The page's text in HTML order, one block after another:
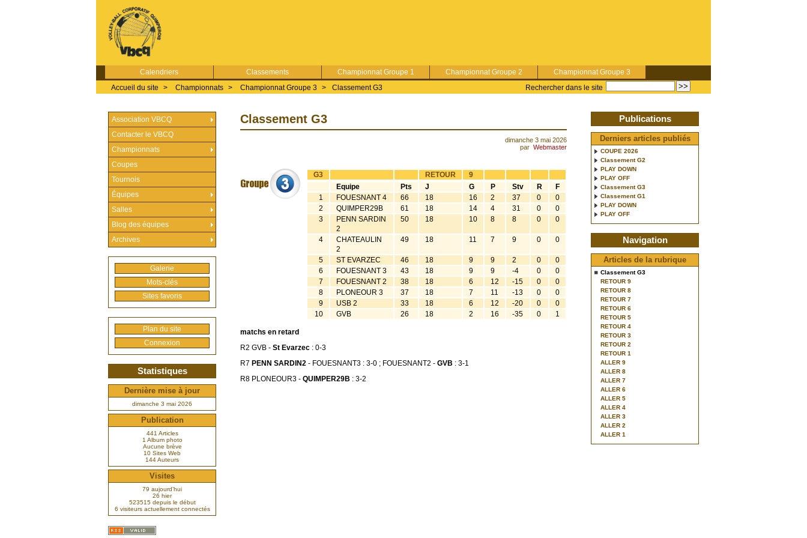
Calendriers Classements Championnat Groupe 1 Championnat Groupe 2
Championnat Groupe 3
Rechercher dans le site
Accueil du site > Championnats > Championnat Groupe 3 > Classement G3
Classement G3
dimanche 3 mai 2026
par Webmaster
G3 RETOUR
9
Equipe
Pts J G P Stv R
F
1
FOUESNANT 4 66 18 16 2 37 0
0
2
QUIMPER29B 61 18 14 4 31 0
0
3
PENN SARDIN
2
50 18 10 8 8 0 0
4
CHATEAULIN
2
49 18 11 7 9 0 0
5 ST EVARZEC 46 18 9 9 2 0
0
6
FOUESNANT 3 43 18 9 9 -4 0
0
7
FOUESNANT 2 38 18 6 12 -15 0
0
8
PLONEOUR 3 37 18 7 11 -13 0
0
9
USB 2 33 18 6 12 -20 0
0
10
GVB 26 18 2 16 -35 0 1
matchs en retard
R2 GVB - St Evarzec : 0-3
R7 PENN SARDIN2 - FOUESNANT3 : 3-0 ; FOUESNANT2 - GVB : 3-1
R8 PLONEOUR3 - QUIMPER29B : 3-2
Association VBCQ
Contacter le VBCQ
Championnats
Coupes
Tournois
Équipes
Salles
Blog des équipes
Archives
Galerie
Mots-clés
Sites favoris
Plan du site
Connexion
Statistiques
Dernière mise à jour
dimanche 3 mai 2026
Publication
441 Articles
1 Album photo
Aucune brève
10 Sites Web
144 Auteurs
Visites
79 aujourd’hui
26 hier
523515 depuis le début
6 visiteurs actuellement connectés
Publications
Derniers articles publiés
COUPE 2026
Classement G2
PLAY DOWN
PLAY OFF
Classement G3
Classement G1
PLAY DOWN
PLAY OFF
Navigation
Articles de la rubrique
Classement G3
RETOUR 9
RETOUR 8
RETOUR 7
RETOUR 6
RETOUR 5
RETOUR 4
RETOUR 3
RETOUR 2
RETOUR 1
ALLER 9
ALLER 8
ALLER 7
ALLER 6
ALLER 5
ALLER 4
ALLER 3
ALLER 2
ALLER 1